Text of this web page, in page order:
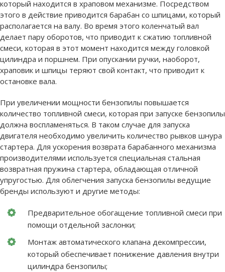
который находится в храповом механизме. Посредством
этого в действие приводится барабан со шпицами, который
располагается на валу. Во время этого коленчатый вал
делает пару оборотов, что приводит к сжатию топливной
смеси, которая в этот момент находится между головкой
цилиндра и поршнем. При опускании ручки, наоборот,
храповик и шпицы теряют свой контакт, что приводит к
остановке вала.
При увеличении мощности бензопилы повышается
количество топливной смеси, которая при запуске бензопилы
должна воспламеняться. В таком случае для запуска
двигателя необходимо увеличить количество рывков шнура
стартера. Для ускорения возврата барабанного механизма
производителями используется специальная стальная
возвратная пружина стартера, обладающая отличной
упругостью. Для облегчения запуска бензопилы ведущие
бренды используют и другие методы:
Предварительное обогащение топливной смеси при
помощи отдельной заслонки;
Монтаж автоматического клапана декомпрессии,
который обеспечивает понижение давления внутри
цилиндра бензопилы;